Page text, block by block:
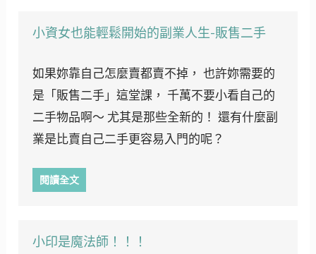
小資女也能輕鬆開始的副業人生-販售二手
如果妳靠自己怎麼賣都賣不掉， 也許妳需要的
是「販售二手」這堂課， 千萬不要小看自己的
二手物品啊～ 尤其是那些全新的！ 還有什麼副
業是比賣自己二手更容易入門的呢？
閱讀全文
小印是魔法師！！！